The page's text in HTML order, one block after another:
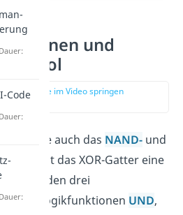
und
zur Stelle im Video springen
(00:13)
auch das NAND- und
Gatter
ist das XOR-Gatter eine
aus den drei
Logikfunktionen UND,
Code